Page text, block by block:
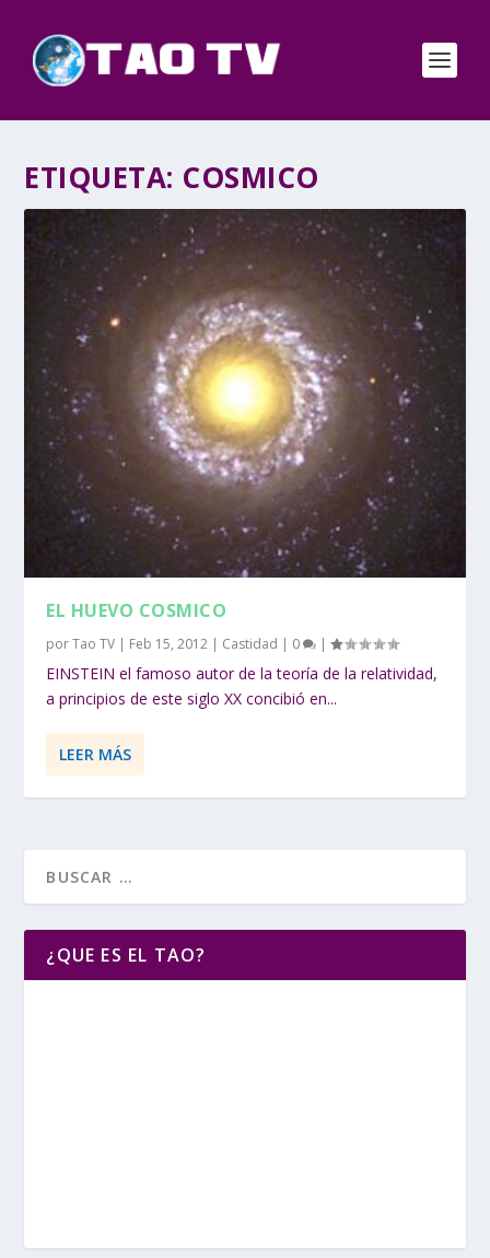
ETIQUETA: COSMICO
EL HUEVO COSMICO
porTao TV | Feb 15, 2012 | Castidad | 0 |
EINSTEIN el famoso autor de la teoría de la relatividad,
a principios de este siglo XX concibió en...
LEER MÁS
¿QUE ES EL TAO?